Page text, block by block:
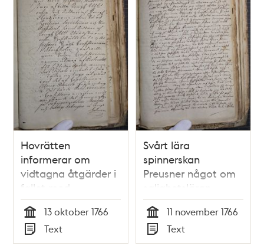
Hovrätten
informerar om
vidtagna åtgärder i
fallet med
religionsbrottslingen
Preusner
Tid
13 oktober 1766
Typ
Text
Svårt lära
spinnerskan
Preusner något om
salighetsläran
Tid
11 november 1766
Typ
Text